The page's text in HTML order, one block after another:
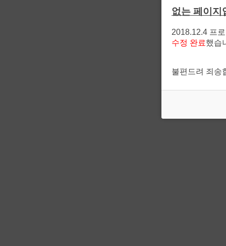
없는 페이지
2018.12.4 프
수정 완료했습
불편드려 죄송